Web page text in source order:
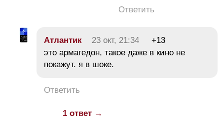
Ответить
Атлантик 23 окт, 21:34
+13
это армагедон, такое даже в кино не
покажут. я в шоке.
Ответить
1 ответ →